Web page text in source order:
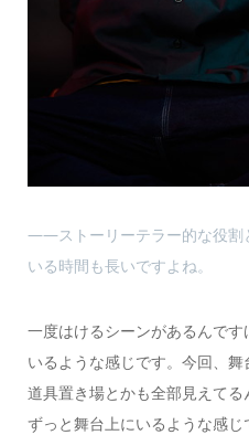
――ストーリーテラー的な役割
いる時間も長いですよね。
一度はけるシーンがあるんで
いるような感じです。今回、
道具置き場とかも全部見えて
ずっと舞台上にいるような感じ